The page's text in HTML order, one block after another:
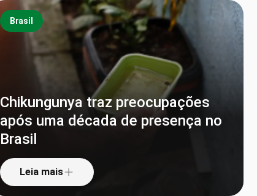
Brasil
Chikungunya traz preocupações
após uma década de presença no
Brasil
Leia mais